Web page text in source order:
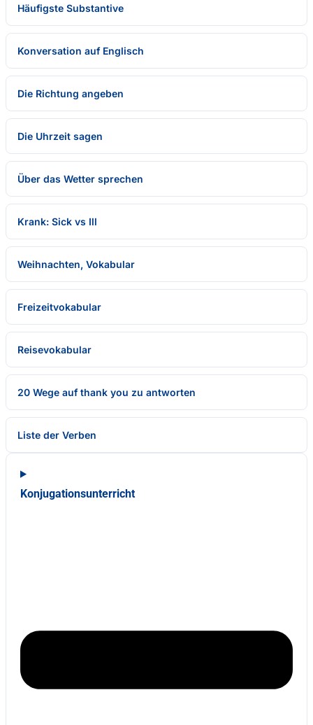
Häufigste Substantive
Konversation auf Englisch
Die Richtung angeben
Die Uhrzeit sagen
Über das Wetter sprechen
Krank: Sick vs Ill
Weihnachten, Vokabular
Freizeitvokabular
Reisevokabular
20 Wege auf thank you zu antworten
Liste der Verben
Konjugationsunterricht